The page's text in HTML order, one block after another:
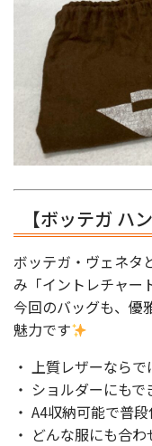
【ボッテガ ハ
ボッテガ・ヴェネタ
み「イントレチャー
今回のバッグも、優
魅力です
・ 上質レザーなら
・ ショルダーにも
・ A4収納可能で普
・ どんな服にも合